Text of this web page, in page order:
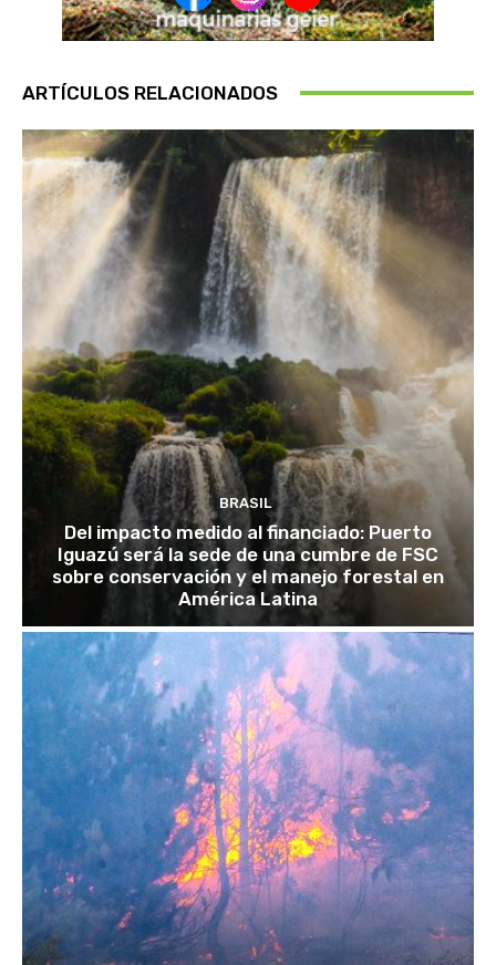
ARTÍCULOS RELACIONADOS
BRASIL
Del impacto medido al financiado: Puerto
Iguazú será la sede de una cumbre de FSC
sobre conservación y el manejo forestal en
América Latina